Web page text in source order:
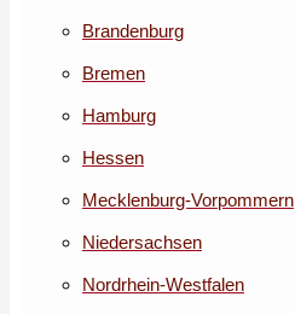
Brandenburg
Bremen
Hamburg
Hessen
Mecklenburg-Vorpommern
Niedersachsen
Nordrhein-Westfalen